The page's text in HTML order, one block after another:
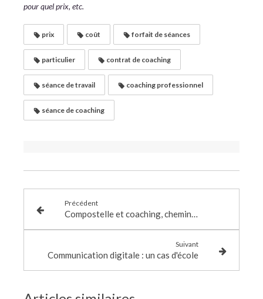
pour quel prix, etc.
prix coût forfait de séances
particulier contrat de coaching
séance de travail coaching professionnel
séance de coaching
Précédent
Compostelle et coaching, chemins de liberté ?
Suivant
Communication digitale : un cas d'école